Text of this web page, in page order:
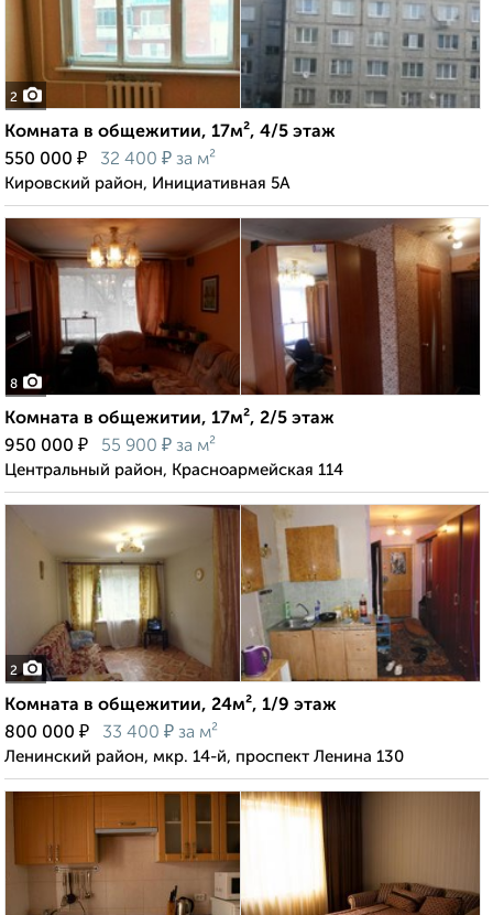
2
Комната в общежитии, 17м², 4/5 этаж
550 000 ₽ 32 400 ₽ за м²
Кировский район, Инициативная 5А
8
Комната в общежитии, 17м², 2/5 этаж
950 000 ₽ 55 900 ₽ за м²
Центральный район, Красноармейская 114
2
Комната в общежитии, 24м², 1/9 этаж
800 000 ₽ 33 400 ₽ за м²
Ленинский район, мкр. 14-й, проспект Ленина 130